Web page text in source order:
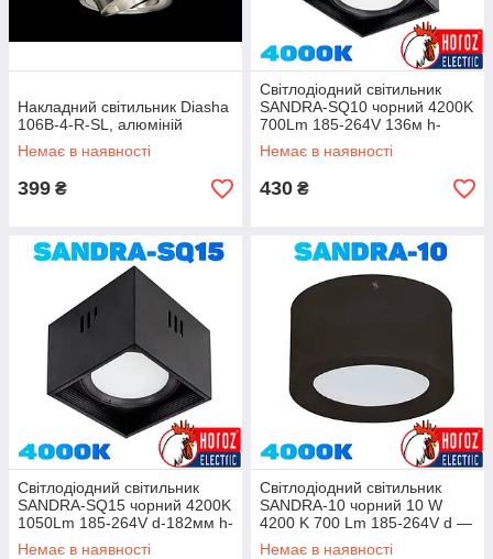
Накладний світильник Diasha
106B-4-R-SL, алюміній
Немає в наявності
399 ₴
Світлодіодний світильник
SANDRA-SQ10 чорний 4200K
700Lm 185-264V 136м h-
120м
Немає в наявності
430 ₴
Світлодіодний світильник
SANDRA-SQ15 чорний 4200K
1050Lm 185-264V d-182мм h-
120мм
Немає в наявності
Світлодіодний світильник
SANDRA-10 чорний 10 W
4200 K 700 Lm 185-264V d —
140 мм h — 75 мм
Немає в наявності